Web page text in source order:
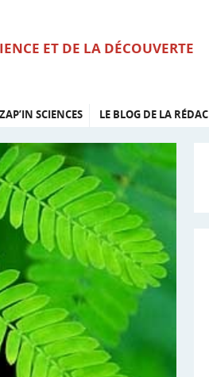
ET DE LA DÉCOUVERTE
ZAP’IN SCIENCES LE BLOG DE LA RÉDAC